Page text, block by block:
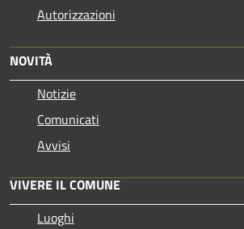
Autorizzazioni
NOVITÀ
Notizie
Comunicati
Avvisi
VIVERE IL COMUNE
Luoghi